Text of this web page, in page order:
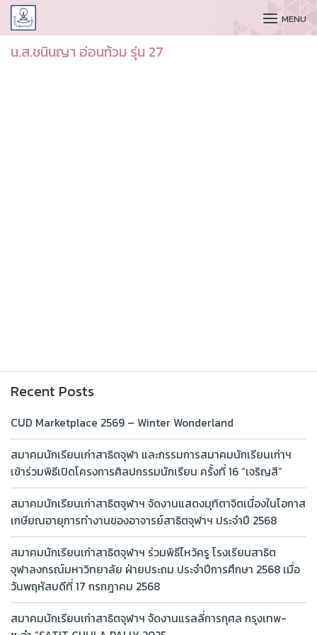
CUDAA MENU
น.ส.ชนินญา อ่อนท้วม รุ่น 27
Recent Posts
CUD Marketplace 2569 – Winter Wonderland
สมาคมนักเรียนเก่าสาธิตจุฬา และกรรมการสมาคมนักเรียนเก่าฯ
เข้าร่วมพิธีเปิดโครงการศิลปกรรมนักเรียน ครั้งที่ 16 “เจริญสี”
สมาคมนักเรียนเก่าสาธิตจุฬาฯ จัดงานแสดงมุทิตาจิตเนื่องในโอกาส
เกษียณอายุการทำงานของอาจารย์สาธิตจุฬาฯ ประจำปี 2568
สมาคมนักเรียนเก่าสาธิตจุฬาฯ ร่วมพิธีไหว้ครู โรงเรียนสาธิต
จุฬาลงกรณ์มหาวิทยาลัย ฝ่ายประถม ประจำปีการศึกษา 2568 เมื่อ
วันพฤหัสบดีที่ 17 กรกฎาคม 2568
สมาคมนักเรียนเก่าสาธิตจุฬาฯ จัดงานแรลลี่การกุศล กรุงเทพ-